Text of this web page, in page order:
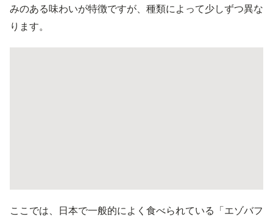
みのある味わいが特徴ですが、種類によって少しずつ異な
ります。
ここでは、日本で一般的によく食べられている「エゾバフ